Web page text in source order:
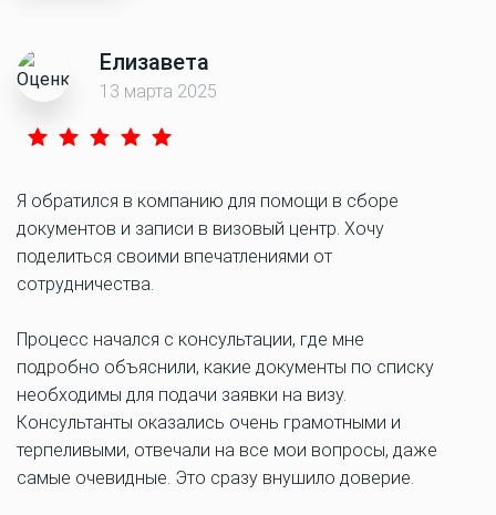
Елизавета
13 марта 2025
Я обратился в компанию для помощи в сборе
документов и записи в визовый центр. Хочу
поделиться своими впечатлениями от
сотрудничества.
Процесс начался с консультации, где мне
подробно объяснили, какие документы по списку
необходимы для подачи заявки на визу.
Консультанты оказались очень грамотными и
терпеливыми, отвечали на все мои вопросы, даже
самые очевидные. Это сразу внушило доверие.